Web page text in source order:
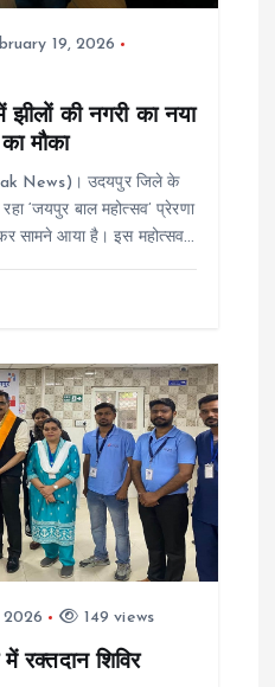
19, 2026
झीलों की नगरी का नया
मौका
News)। उदयपुर जिले के
‘जयपुर बाल महोत्सव’ प्रेरणा
सामने आया है। इस महोत्सव…
2026 149 views
रक्तदान शिविर